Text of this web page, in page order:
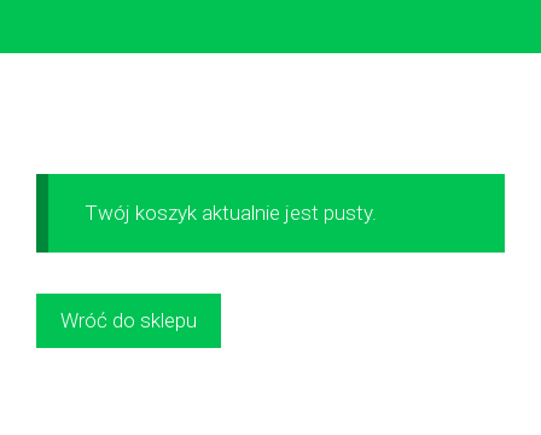
Twój koszyk aktualnie jest pusty.
Wróć do sklepu